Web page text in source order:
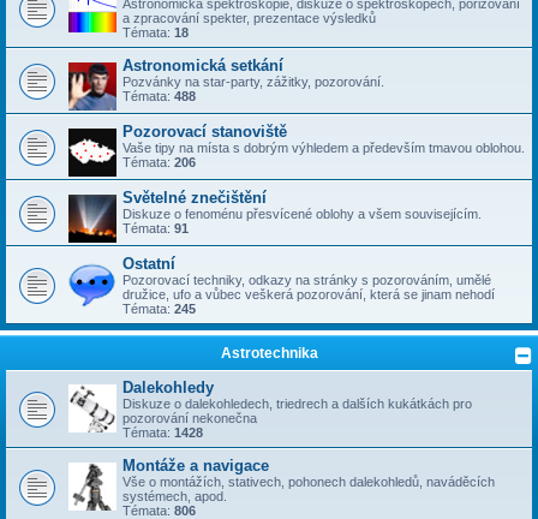
Astronomická spektroskopie, diskuze o spektroskopech, pořizování
a zpracování spekter, prezentace výsledků
Témata: 18
Astronomická setkání
Pozvánky na star-party, zážitky, pozorování.
Témata: 488
Pozorovací stanoviště
Vaše tipy na místa s dobrým výhledem a především tmavou oblohou.
Témata: 206
Světelné znečištění
Diskuze o fenoménu přesvícené oblohy a všem souvisejícím.
Témata: 91
Ostatní
Pozorovací techniky, odkazy na stránky s pozorováním, umělé
družice, ufo a vůbec veškerá pozorování, která se jinam nehodí
Témata: 245
Astrotechnika
Dalekohledy
Diskuze o dalekohledech, triedrech a dalších kukátkách pro
pozorování nekonečna
Témata: 1428
Montáže a navigace
Vše o montážích, stativech, pohonech dalekohledů, naváděcích
systémech, apod.
Témata: 806